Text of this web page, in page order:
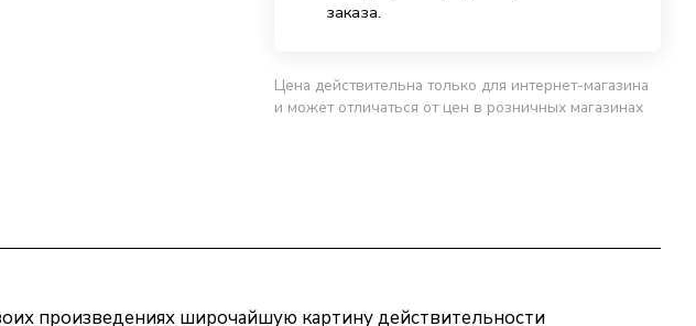
заказа.
Цена действительна только для интернет-магазина
и может отличаться от цен в розничных магазинах
произведениях широчайшую картину действительности